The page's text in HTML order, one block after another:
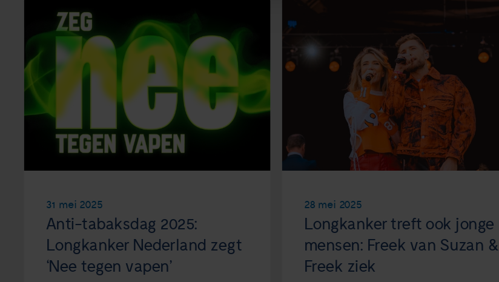
31 mei 2025
Anti-tabaksdag 2025:
Longkanker Nederland zegt
‘Nee tegen vapen’
28 mei 2025
Longkanker treft ook jonge
mensen: Freek van Suzan &
Freek ziek